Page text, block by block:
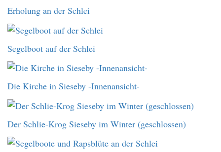
Erholung an der Schlei
Segelboot auf der Schlei
Die Kirche in Sieseby -Innenansicht-
Der Schlie-Krog Sieseby im Winter (geschlossen)